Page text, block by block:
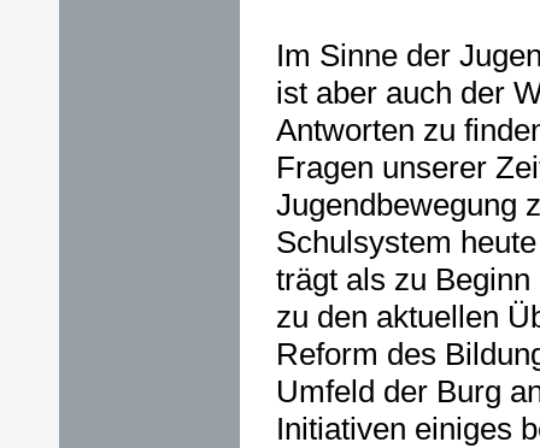
Im Sinne der
ist aber auch der
Antworten zu
Fragen unserer
Jugendbewegung
Schulsystem
trägt als zu
zu den aktuellen
Reform des
Umfeld der Burg
Initiativen einiges